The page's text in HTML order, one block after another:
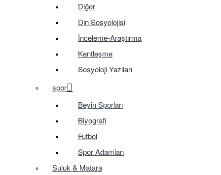
Diğer
Din Sosyolojisi
İnceleme-Araştırma
Kentleşme
Sosyoloji Yazıları
spor
Beyin Sporları
Biyografi
Futbol
Spor Adamları
Suluk & Matara